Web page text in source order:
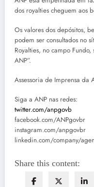
dos royalties cheguem aos
Os valores dos depósitos,
podem ser consultados no
Royalties, no campo Fundo,
ANP”.
Assessoria de Imprensa da
Siga a ANP nas redes:
twitter.com/anpgovb
facebook.com/ANPgovbr
instagram.com/anpgovbr
linkedin.com/company/
Share this content: